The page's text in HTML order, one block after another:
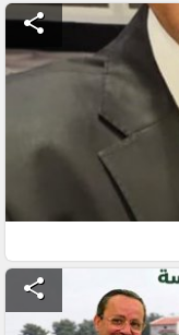
share
share